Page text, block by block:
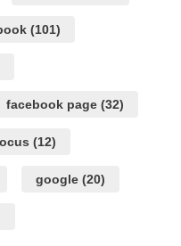
(101)
facebook page (32)
(12)
google (20)